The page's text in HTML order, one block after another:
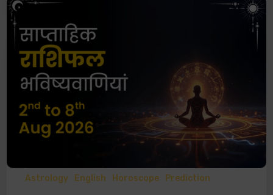
Astrology English Horoscope Prediction